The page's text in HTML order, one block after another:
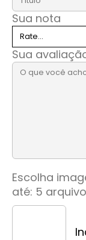
Sua nota
Sua
Escolha
até: 5